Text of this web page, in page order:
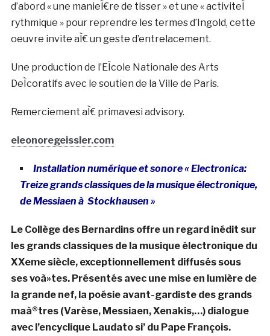
d’abord « une manieÌ€re de tisser » et une « activiteÌ
rythmique » pour reprendre les termes d’Ingold, cette
oeuvre invite aÌ€ un geste d’entrelacement.
Une production de l’EÌcole Nationale des Arts
DeÌcoratifs avec le soutien de la Ville de Paris.
Remerciement aÌ€ primavesi advisory.
eleonoregeissler.com
Installation numérique et sonore « Electronica:
Treize grands classiques de la musique électronique,
de Messiaen à Stockhausen »
Le Collège des Bernardins offre un regard inédit sur
les grands classiques de la musique électronique du
XXeme siècle, exceptionnellement diffusés sous
ses voà»tes. Présentés avec une mise en lumière de
la grande nef, la poésie avant-gardiste des grands
maà®tres (Varèse, Messiaen, Xenakis,…) dialogue
avec l’encyclique Laudato si’ du Pape François.